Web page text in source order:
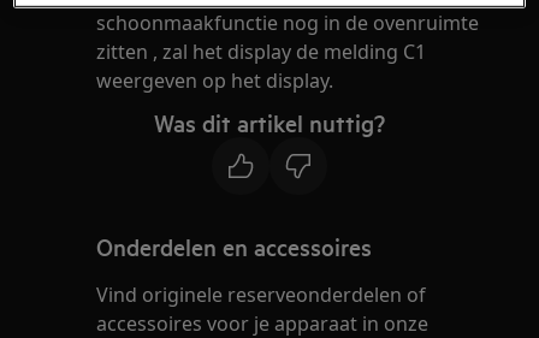
schoonmaakfunctie nog in de ovenruimte
zitten , zal het display de melding C1
weergeven op het display.
Was dit artikel nuttig?
Onderdelen en accessoires
Vind originele reserveonderdelen of
accessoires voor je apparaat in onze